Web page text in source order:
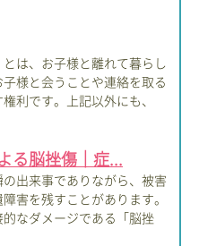
とは、お子様と離れて暮らし
様と会うことや連絡を取る
利です。上記以外にも、
る脳挫傷｜症...
出来事でありながら、被害
害を残すことがあります。
なダメージである「脳挫